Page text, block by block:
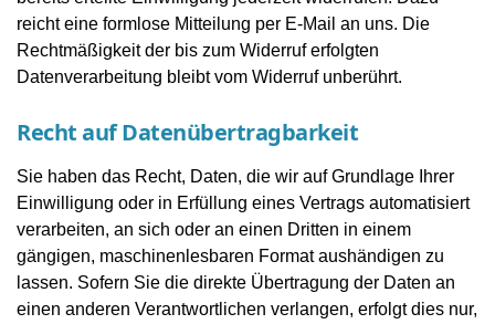
reicht eine formlose Mitteilung per E-Mail an uns. Die
Rechtmäßigkeit der bis zum Widerruf erfolgten
Datenverarbeitung bleibt vom Widerruf unberührt.
Recht auf Datenübertragbarkeit
Sie haben das Recht, Daten, die wir auf Grundlage Ihrer
Einwilligung oder in Erfüllung eines Vertrags automatisiert
verarbeiten, an sich oder an einen Dritten in einem
gängigen, maschinenlesbaren Format aushändigen zu
lassen. Sofern Sie die direkte Übertragung der Daten an
einen anderen Verantwortlichen verlangen, erfolgt dies nur,